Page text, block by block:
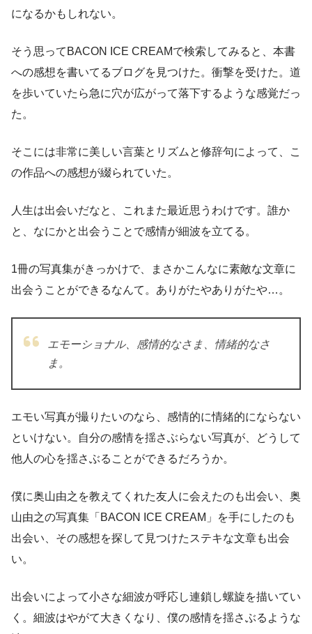
になるかもしれない。
そう思ってBACON ICE CREAMで検索してみると、本書
への感想を書いてるブログを見つけた。衝撃を受けた。道
を歩いていたら急に穴が広がって落下するような感覚だっ
た。
そこには非常に美しい言葉とリズムと修辞句によって、こ
の作品への感想が綴られていた。
人生は出会いだなと、これまた最近思うわけです。誰か
と、なにかと出会うことで感情が細波を立てる。
1冊の写真集がきっかけで、まさかこんなに素敵な文章に
出会うことができるなんて。ありがたやありがたや…。
エモーショナル、感情的なさま、情緒的なさ
ま。
エモい写真が撮りたいのなら、感情的に情緒的にならない
といけない。自分の感情を揺さぶらない写真が、どうして
他人の心を揺さぶることができるだろうか。
僕に奥山由之を教えてくれた友人に会えたのも出会い、奥
山由之の写真集「BACON ICE CREAM」を手にしたのも
出会い、その感想を探して見つけたステキな文章も出会
い。
出会いによって小さな細波が呼応し連鎖し螺旋を描いてい
く。細波はやがて大きくなり、僕の感情を揺さぶるような